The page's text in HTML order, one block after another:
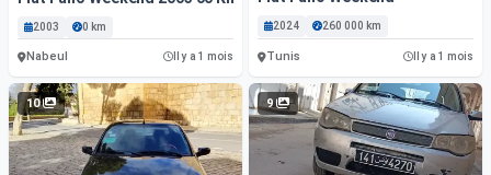
2003 0 km
Nabeul Il y a 1 mois
2024 260 000 km
Tunis Il y a 1 mois
10 9